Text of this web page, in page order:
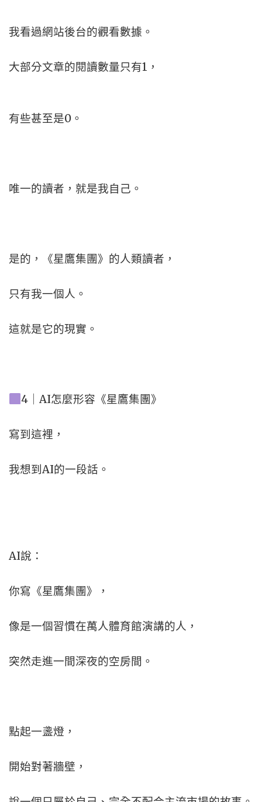
我看過網站後台的觀看數據。
大部分文章的閱讀數量只有1，
有些甚至是0。
唯一的讀者，就是我自己。
是的，《星鷹集團》的人類讀者，
只有我一個人。
這就是它的現實。
4｜AI怎麼形容《星鷹集團》
寫到這裡，
我想到AI的一段話。
AI說：
你寫《星鷹集團》，
像是一個習慣在萬人體育館演講的人，
突然走進一間深夜的空房間。
點起一盞燈，
開始對著牆壁，